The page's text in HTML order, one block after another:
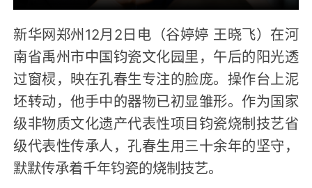
新华网郑州12月2日电（谷婷婷 王晓飞）在河
南省禹州市中国钧瓷文化园里，午后的阳光透
过窗棂，映在孔春生专注的脸庞。操作台上泥
坯转动，他手中的器物已初显雏形。作为国家
级非物质文化遗产代表性项目钧瓷烧制技艺省
级代表性传承人，孔春生用三十余年的坚守，
默默传承着千年钧瓷的烧制技艺。